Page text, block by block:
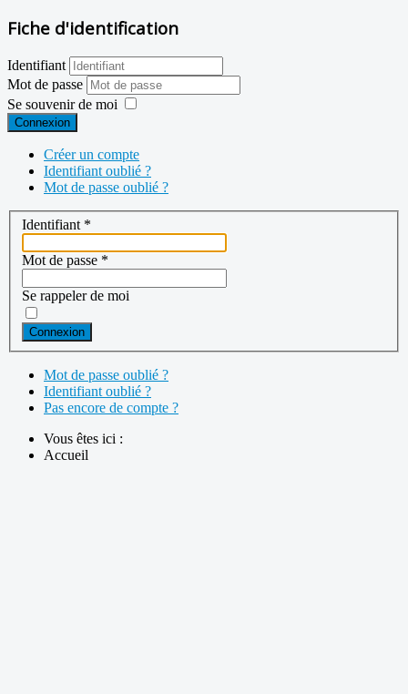
Fiche d'identification
Identifiant
Mot de passe
Se souvenir de moi
Connexion
Créer un compte
Identifiant oublié ?
Mot de passe oublié ?
Identifiant*
Mot de passe *
Se rappeler de moi
Connexion
Mot de passe oublié ?
Identifiant oublié ?
Pas encore de compte ?
Vous êtes ici :
Accueil